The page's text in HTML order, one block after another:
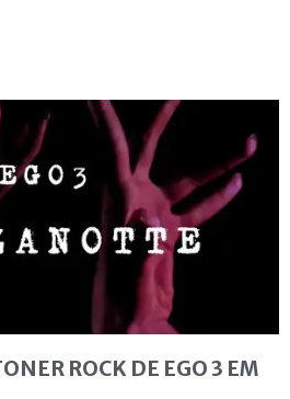
ROCK DE EGO 3 EM